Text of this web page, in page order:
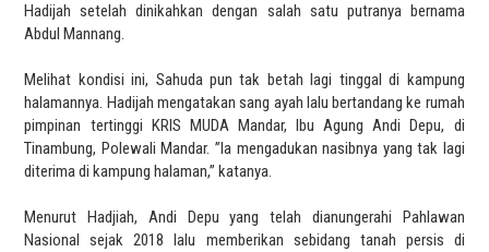
Hadijah setelah dinikahkan dengan salah satu putranya bernama
Abdul Mannang.
Melihat kondisi ini, Sahuda pun tak betah lagi tinggal di kampung
halamannya. Hadijah mengatakan sang ayah lalu bertandang ke rumah
pimpinan tertinggi KRIS MUDA Mandar, Ibu Agung Andi Depu, di
Tinambung, Polewali Mandar. ”Ia mengadukan nasibnya yang tak lagi
diterima di kampung halaman,” katanya.
Menurut Hadjiah, Andi Depu yang telah dianungerahi Pahlawan
Nasional sejak 2018 lalu memberikan sebidang tanah persis di